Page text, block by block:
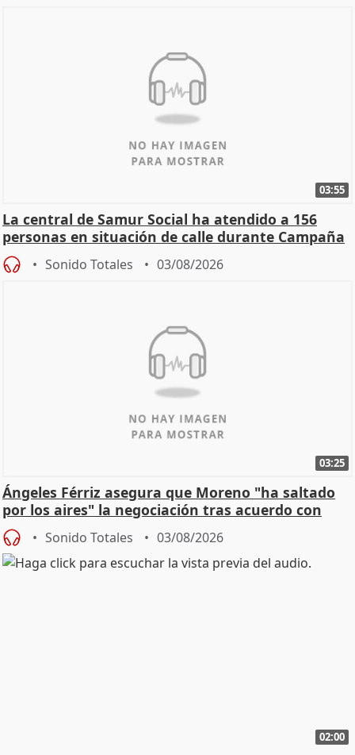
03:55
La central de Samur Social ha atendido a 156
personas en situación de calle durante Campaña
de Calor
Sonido Totales 03/08/2026
03:25
Ángeles Férriz asegura que Moreno "ha saltado
por los aires" la negociación tras acuerdo con
SMA
Sonido Totales 03/08/2026
02:00